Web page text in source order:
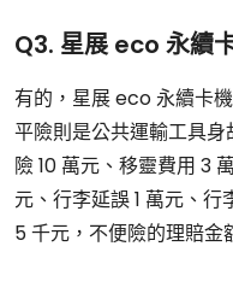
Q3. 星展 eco 永續
有的，星展 eco 永續卡
平險則是公共運輸工具
險 10 萬元、移靈費用 3
元、行李延誤 1 萬元、
5 千元，不便險的理賠金